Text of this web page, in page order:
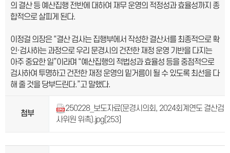
의 결산 등 예산집행 전반에 대하여 재무 운영의 적정성과 효율성까지 종
합적으로 살피게 된다.
이정걸 의장은 “결산 검사는 집행부에서 작성한 결산서를 최종적으로 확
인·검사하는 과정으로 우리 문경시의 건전한 재정 운영 기반을 다지는
아주 중요한 일”이라며 “예산집행의 적법성과 효율성 등을 중점적으로
검사하여 투명하고 건전한 재정 운영의 밑거름이 될 수 있도록 최선을 다
해 줄 것을 당부드린다.”고 말했다.
첨부
250228_보도자료(문경시의회, 2024회계연도 결산검
사위원 위촉).jpg [253]